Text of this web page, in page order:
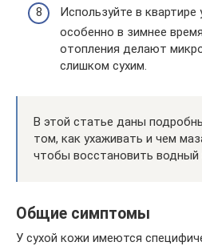
Используйте в квартире
особенно в зимнее
отопления делают
слишком сухим.
В этой статье даны
том, как ухаживать и чем
чтобы восстановить водный
Общие симптомы
У сухой кожи имеются